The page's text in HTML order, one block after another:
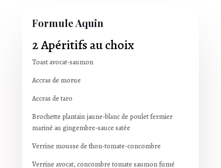
Formule Aquin
2 Apéritifs au choix
Toast avocat-saumon
Accras de morue
Accras de taro
Brochette plantain jaune-blanc de poulet fermier
mariné au gingembre-sauce satée
Verrine mousse de thon-tomate-concombre
Verrine avocat, concombre tomate saumon fumé